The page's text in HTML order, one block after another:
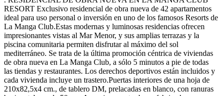
RESORT Exclusivo residencial de obra nueva de 42 apartamentos
ideal para uso personal o inversión en uno de los famosos Resorts de
La Manga Club.Estas modernas y luminosas residencias ofrecen
impresionantes vistas al Mar Menor, y sus amplias terrazas y la
piscina comunitaria permiten disfrutar al máximo del sol
mediterráneo. Se trata de la última promoción céntrica de viviendas
de obra nueva en La Manga Club, a sólo 5 minutos a pie de todas
las tiendas y restaurantes. Los derechos deportivos están incluidos y
cada vivienda incluye un trastero.Puertas interiores de una hoja de
210x82,5x4 cm., de tablero DM, prelacadas en blanco, con ranuras